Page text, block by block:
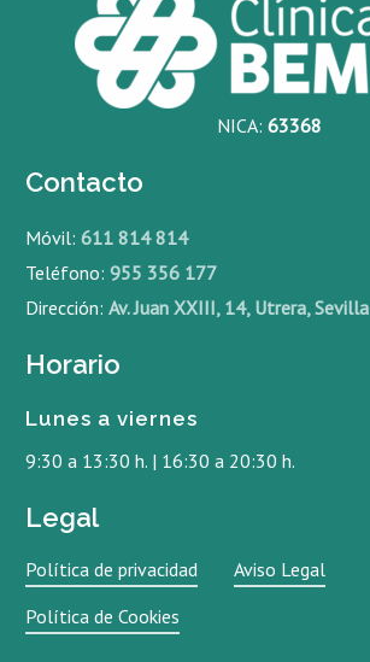
NICA:63368
Contacto
Móvil:611 814 814
Teléfono:955 356 177
Dirección:Av. Juan XXIII, 14, Utrera, Sevilla
Horario
Lunes a viernes
9:30 a 13:30 h. | 16:30 a 20:30 h.
Legal
Política de privacidad
Aviso Legal
Política de Cookies